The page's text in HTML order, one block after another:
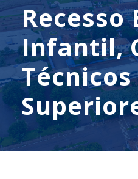
Recesso
Infantil,
Técnicos